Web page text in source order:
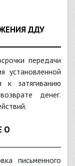
ДДУ
передачи
установленной
к затягиванию
денег.
О
письменного